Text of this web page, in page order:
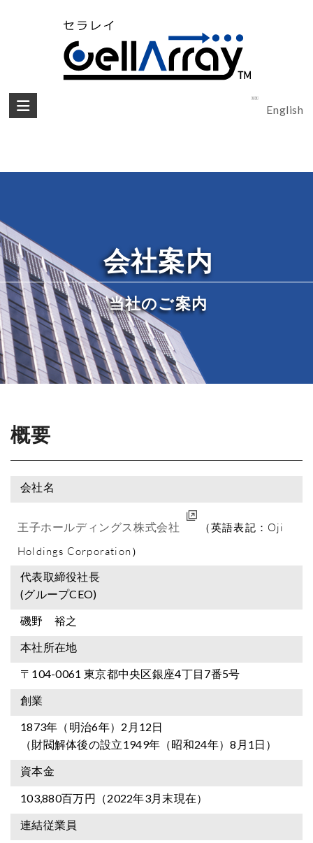
English
会社案内
当社のご案内
概要
会社名
王子ホールディングス株式会社
（英語表記：Oji
Holdings Corporation）
代表取締役社長
(グループCEO)
磯野 裕之
本社所在地
〒104-0061 東京都中央区銀座4丁目7番5号
創業
1873年（明治6年）2月12日
（財閥解体後の設立1949年（昭和24年）8月1日）
資本金
103,880百万円（2022年3月末現在）
連結従業員